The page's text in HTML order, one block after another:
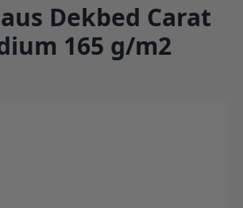
Dekbed Carat
165 g/m2